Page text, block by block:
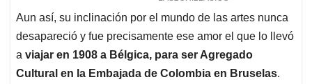
Aun así, su inclinación por el mundo de las artes nunca
desapareció y fue precisamente ese amor el que lo llevó
a viajar en 1908 a Bélgica, para ser Agregado
Cultural en la Embajada de Colombia en Bruselas.